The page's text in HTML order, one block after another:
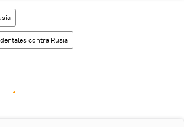
contra Rusia